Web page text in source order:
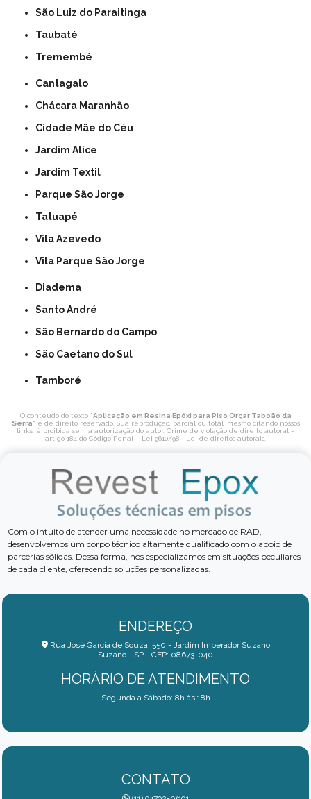
São Luiz do Paraitinga
Taubaté
Tremembé
Cantagalo
Chácara Maranhão
Cidade Mãe do Céu
Jardim Alice
Jardim Textil
Parque São Jorge
Tatuapé
Vila Azevedo
Vila Parque São Jorge
Diadema
Santo André
São Bernardo do Campo
São Caetano do Sul
Tamboré
O conteúdo do texto "Aplicação em Resina Epóxi para Piso Orçar Taboão da
Serra" é de direito reservado. Sua reprodução, parcial ou total, mesmo citando nossos
links, é proibida sem a autorização do autor. Crime de violação de direito autoral –
artigo 184 do Código Penal – Lei 9610/98 - Lei de direitos autorais
Com o intuito de atender uma necessidade no mercado de RAD,
desenvolvemos um corpo técnico altamente qualificado com o apoio de
parcerias sólidas. Dessa forma, nos especializamos em situações peculiares
de cada cliente, oferecendo soluções personalizadas.
ENDEREÇO
Rua José Garcia de Souza, 550 - Jardim Imperador Suzano
Suzano - SP - CEP: 08673-040
HORÁRIO DE ATENDIMENTO
Segunda a Sábado: 8h às 18h
CONTATO